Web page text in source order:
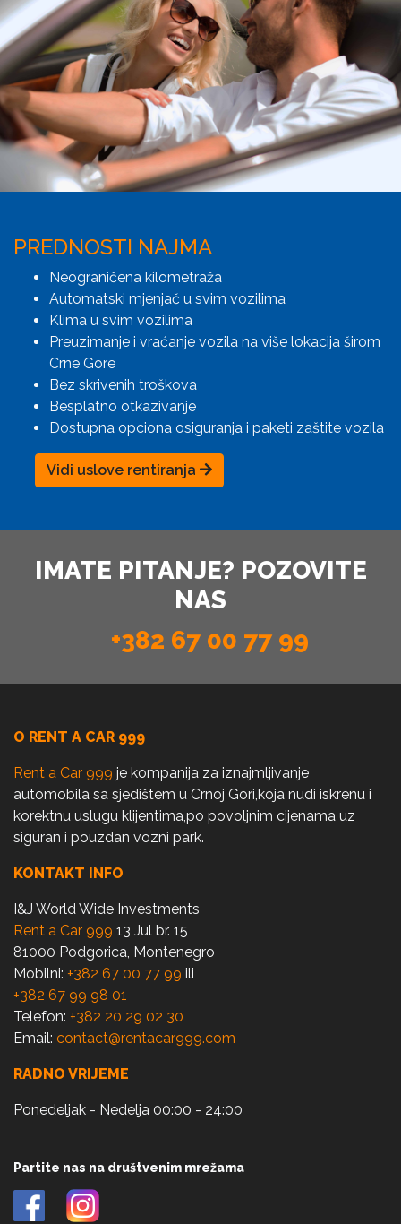
PREDNOSTI NAJMA
Neograničena kilometraža
Automatski mjenjač u svim vozilima
Klima u svim vozilima
Preuzimanje i vraćanje vozila na više lokacija širom
Crne Gore
Bez skrivenih troškova
Besplatno otkazivanje
Dostupna opciona osiguranja i paketi zaštite vozila
Vidi uslove rentiranja
IMATE PITANJE? POZOVITE
NAS
+382 67 00 77 99
O RENT A CAR 999
Rent a Car 999 je kompanija za iznajmljivanje
automobila sa sjedištem u Crnoj Gori,koja nudi iskrenu i
korektnu uslugu klijentima,po povoljnim cijenama uz
siguran i pouzdan vozni park.
KONTAKT INFO
I&J World Wide Investments
Rent a Car 999 13 Jul br. 15
81000 Podgorica, Montenegro
Mobilni: +382 67 00 77 99 ili
+382 67 99 98 01
Telefon: +382 20 29 02 30
Email: contact@rentacar999.com
RADNO VRIJEME
Ponedeljak - Nedelja 00:00 - 24:00
Partite nas na društvenim mrežama